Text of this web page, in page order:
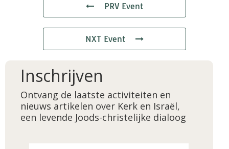
PRV Event
NXT Event
Inschrijven
Ontvang de laatste activiteiten en
nieuws artikelen over Kerk en Israël,
een levende Joods-christelijke dialoog